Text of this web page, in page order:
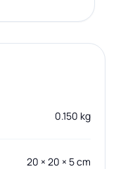
0.150 kg
20 × 20 × 5 cm